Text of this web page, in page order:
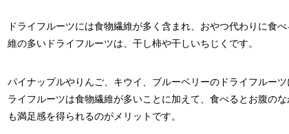
ドライフルーツには食物繊維が多く含まれ、おやつ代わりに食
維の多いドライフルーツは、干し柿や干しいちじくです。
パイナップルやりんご、キウイ、ブルーベリーのドライフルー
ライフルーツは食物繊維が多いことに加えて、食べるとお腹の
も満足感を得られるのがメリットです。